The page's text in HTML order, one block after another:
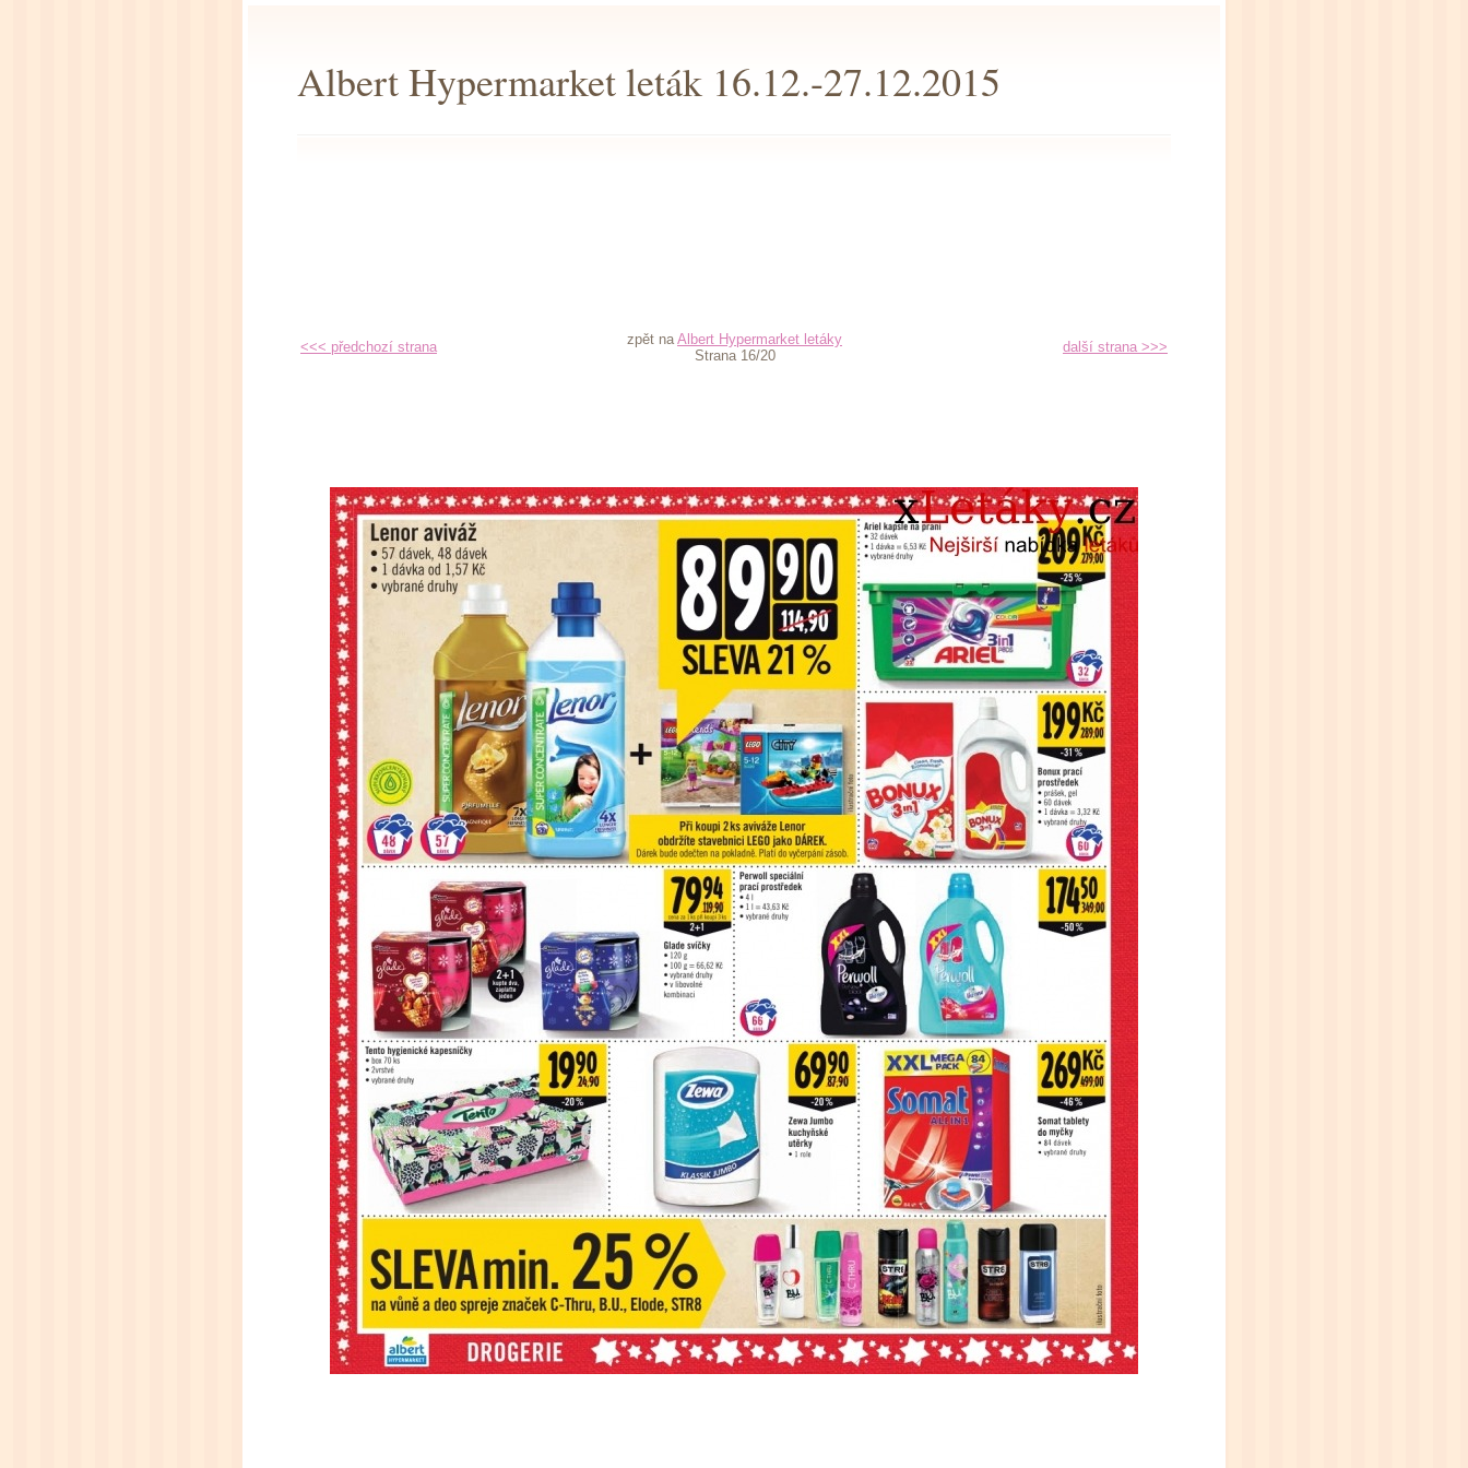
Albert Hypermarket leták 16.12.-27.12.2015
<<< předchozí strana zpět naAlbert Hypermarket letáky
Strana 16/20
další strana >>>